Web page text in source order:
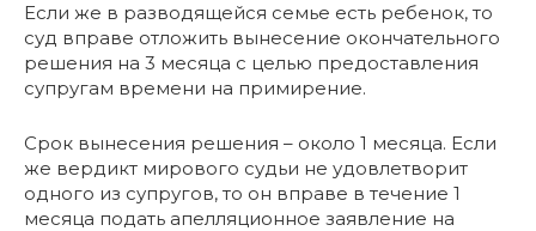
Если же в разводящейся семье есть ребенок, то
суд вправе отложить вынесение окончательного
решения на 3 месяца с целью предоставления
супругам времени на примирение.
Срок вынесения решения – около 1 месяца. Если
же вердикт мирового судьи не удовлетворит
одного из супругов, то он вправе в течение 1
месяца подать апелляционное заявление на